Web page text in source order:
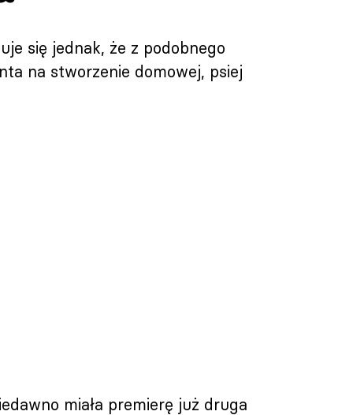
się jednak, że z podobnego
na stworzenie domowej, psiej
miała premierę już druga